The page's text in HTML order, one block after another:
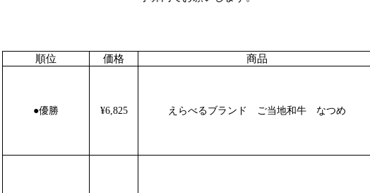
順位 価格 商品
●優勝 ¥6,825 えらべるブランド ご当地和牛 なつめ